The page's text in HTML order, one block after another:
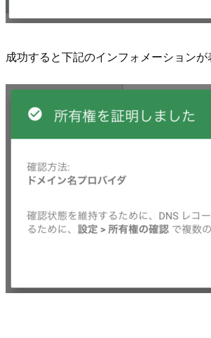
成功すると下記のインフォメーションが